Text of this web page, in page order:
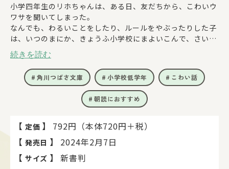
小学四年生のリホちゃんは、ある日、友だちから、こわいウ
ワサを聞いてしまった。
なんでも、わるいことをしたり、ルールをやぶったりした子
は、いつのまにか、きょうふ小学校にまよいこんで、さいご
はブキミな教室にとじこめられちゃうんだって！
そんなのウソだよ！ って、思っていたけど、夜の学校にし
のびこんだら、出られなくなっちゃった！
反省するまで、こわい話から逃げられない！？
とってもおそろしくて、おもしろい。１分で読める39のお話
がキミを待っている――！
続きを読む
角川つばさ文庫 小学校低学年 こわい話
朝読におすすめ
【 定価 】
792円（本体720円＋税）
【 発売日 】
2024年2月7日
【 サイズ 】
新書判